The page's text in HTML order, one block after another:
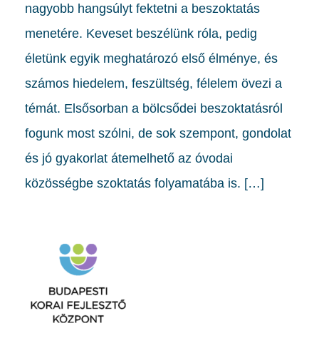
nagyobb hangsúlyt fektetni a beszoktatás
menetére. Keveset beszélünk róla, pedig
életünk egyik meghatározó első élménye, és
számos hiedelem, feszültség, félelem övezi a
témát. Elsősorban a bölcsődei beszoktatásról
fogunk most szólni, de sok szempont, gondolat
és jó gyakorlat átemelhető az óvodai
közösségbe szoktatás folyamatába is. […]